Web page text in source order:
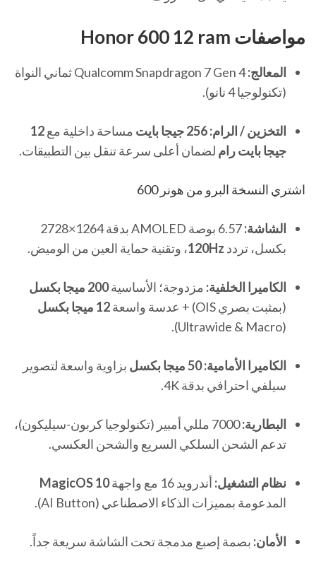
مواصفات Honor 600 12 ram
المعالج:
Qualcomm Snapdragon 7 Gen 4 ثماني النواة
(تكنولوجيا 4 نانو).
التخزين / الرام:256 جيجا بايت مساحة داخلية مع12
جيجا بايت رام لضمان أعلى سرعة تنقل بين التطبيقات.
اشتري النسخة البرو من هونر 600
الشاشة:
6.57 بوصة AMOLED بدقة 1264×2728
بكسل، تردد 120Hz، وتقنية حماية العين من الوميض.
الكاميرا الخلفية: مزدوجة؛ الأساسية200 ميجا بكسل
(بمثبت بصري OIS) + عدسة واسعة
12 ميجا بكسل
(Ultrawide & Macro).
الكاميرا الأمامية:50 ميجا بكسل
بزاوية واسعة لتصوير
سيلفي احترافي بدقة 4K.
البطارية:
7000 مللي أمبير (تكنولوجيا كربون-سيليكون)،
تدعم الشحن السلكي السريع والشحن العكسي.
نظام التشغيل: أندرويد 16 مع واجهة
MagicOS 10
المدعومة بمميزات الذكاء الاصطناعي (AI Button).
الأمان: بصمة إصبع مدمجة تحت الشاشة سريعة جداً.